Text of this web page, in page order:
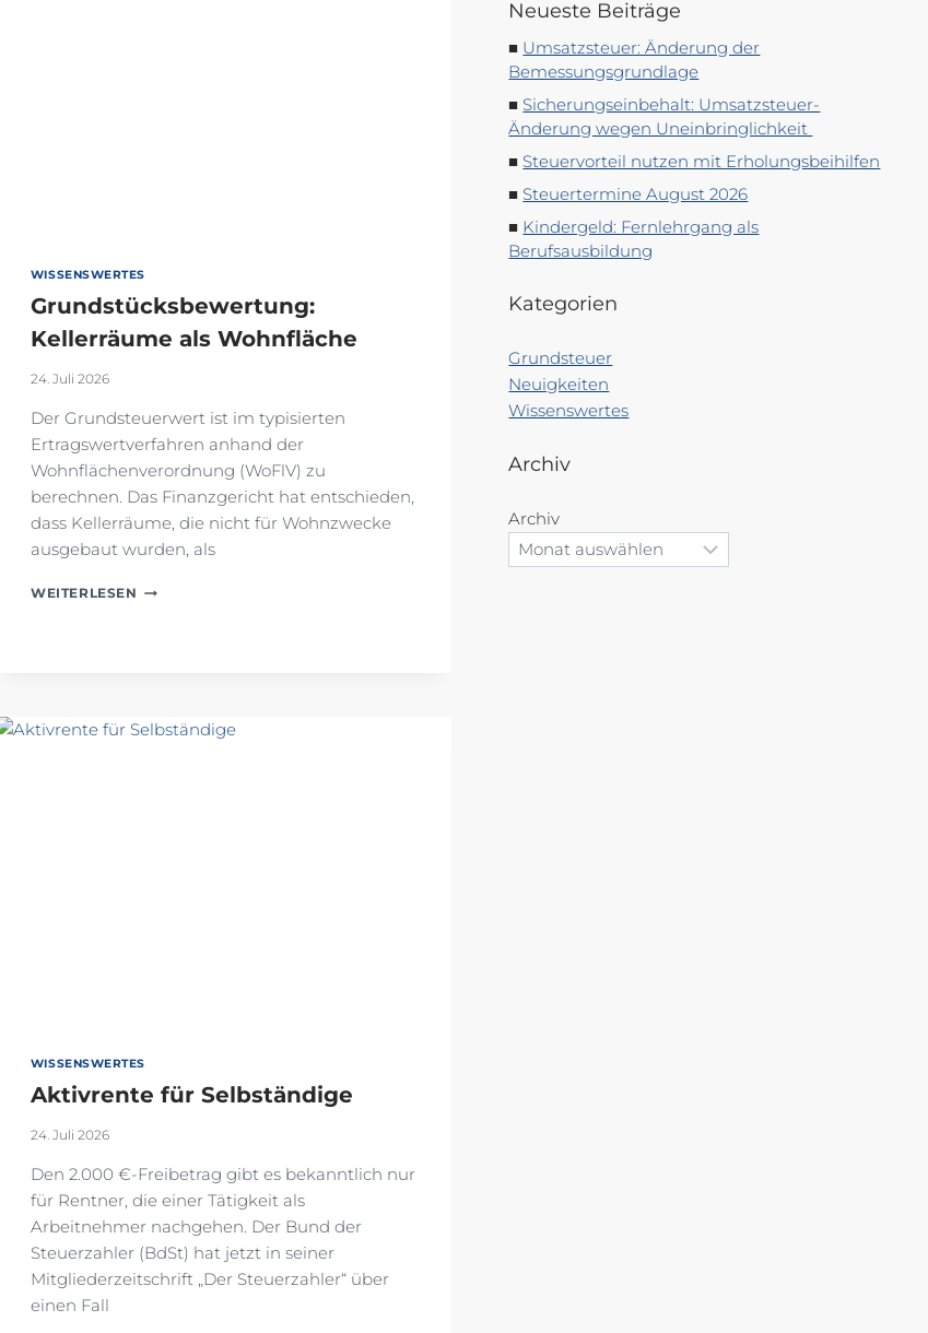
WISSENSWERTES
Grundstücksbewertung:
Kellerräume als Wohnfläche
24. Juli 2026
Der Grundsteuerwert ist im typisierten
Ertragswertverfahren anhand der
Wohnflächenverordnung (WoFlV) zu
berechnen. Das Finanzgericht hat entschieden,
dass Kellerräume, die nicht für Wohnzwecke
ausgebaut wurden, als
WEITERLESEN GRUNDSTÜCKSBEWERTUNG:
WISSENSWERTES
Aktivrente für Selbständige
24. Juli 2026
Den 2.000 €-Freibetrag gibt es bekanntlich nur
für Rentner, die einer Tätigkeit als
Arbeitnehmer nachgehen. Der Bund der
Steuerzahler (BdSt) hat jetzt in seiner
Mitgliederzeitschrift „Der Steuerzahler“ über
einen Fall
Neueste Beiträge
Umsatzsteuer: Änderung der
Bemessungsgrundlage
Sicherungseinbehalt: Umsatzsteuer-
Änderung wegen Uneinbringlichkeit
Steuervorteil nutzen mit Erholungsbeihilfen
Steuertermine August 2026
Kindergeld: Fernlehrgang als
Berufsausbildung
Kategorien
Grundsteuer
Neuigkeiten
Wissenswertes
Archiv
Archiv